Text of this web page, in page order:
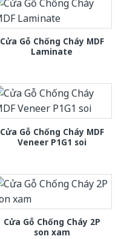
Cửa Gỗ Chống Cháy MDF
Laminate
Cửa Gỗ Chống Cháy MDF
Veneer P1G1 soi
Cửa Gỗ Chống Cháy 2P
son xam